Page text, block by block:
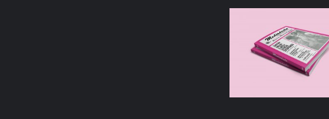
DETALLES